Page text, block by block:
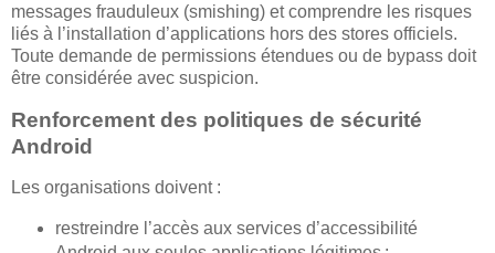
messages frauduleux (smishing) et comprendre les risques
liés à l’installation d’applications hors des stores officiels.
Toute demande de permissions étendues ou de bypass doit
être considérée avec suspicion.
Renforcement des politiques de sécurité
Android
Les organisations doivent :
restreindre l’accès aux services d’accessibilité